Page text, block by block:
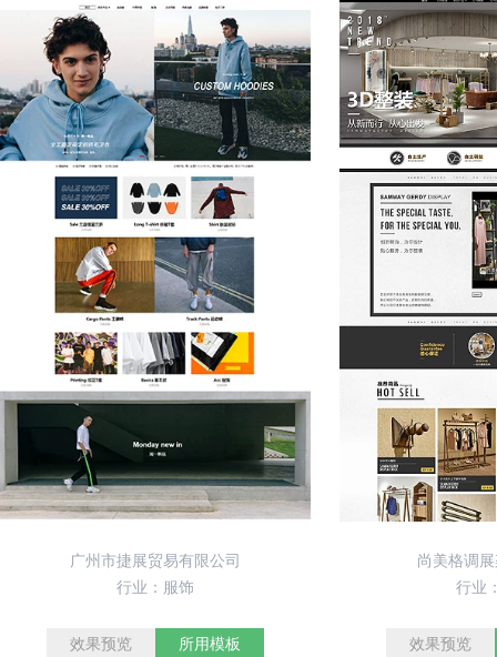
广州市捷展贸易有限公司
行业：服饰
效果预览 所用模板
尚美格调
行业
效果预览